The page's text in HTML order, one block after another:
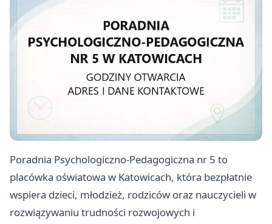
Poradnia Psychologiczno-Pedagogiczna nr 5 to
placówka oświatowa w Katowicach, która bezpłatnie
wspiera dzieci, młodzież, rodziców oraz nauczycieli w
rozwiązywaniu trudności rozwojowych i